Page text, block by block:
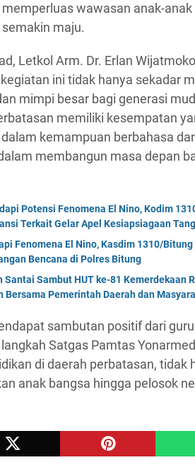
wawasan anak-
maju.
Letkol Arm. Dr. Erlan
ini tidak hanya sekadar
mimpi besar bagi generasi
memiliki kesempatan
kemampuan berbahasa
membangun masa depan
Potensi Fenomena El Nino, Kodim
Terkait Gelar Apel Kesiapsiagaan
Fenomena El Nino, Kasdim 1310/
Bencana di Polres Bitung
Sambut HUT ke-81 Kemerdekaan
Bersama Pemerintah Daerah dan
sambutan positif dari
Satgas Pamtas
di daerah perbatasan, tidak
anak bangsa hingga pelosok